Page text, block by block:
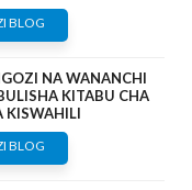
BLOG
NA WANANCHI
KITABU CHA
KISWAHILI
BLOG